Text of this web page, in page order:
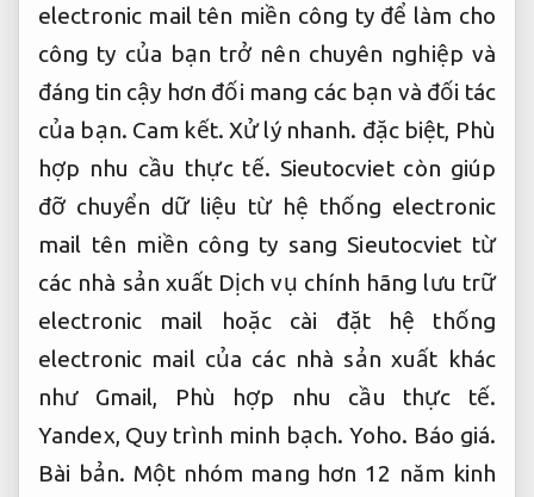
electronic mail tên miền công ty để làm cho
công ty của bạn trở nên chuyên nghiệp và
đáng tin cậy hơn đối mang các bạn và đối tác
của bạn. Cam kết. Xử lý nhanh. đặc biệt, Phù
hợp nhu cầu thực tế. Sieutocviet còn giúp
đỡ chuyển dữ liệu từ hệ thống electronic
mail tên miền công ty sang Sieutocviet từ
các nhà sản xuất Dịch vụ chính hãng lưu trữ
electronic mail hoặc cài đặt hệ thống
electronic mail của các nhà sản xuất khác
như Gmail,
Phù hợp nhu cầu thực tế.
Yandex, Quy trình minh bạch. Yoho. Báo giá.
Bài bản. Một nhóm mang hơn 12 năm kinh